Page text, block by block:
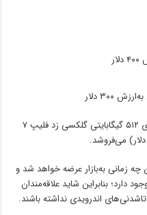
سامسونگ در دوره‌ی پیش‌فروش، نسخه‌ی ۵۱۲ گیگابایتی گلکسی زد فلیپ ۷
زمانی به‌بازار عرضه خواهد شد و
دارد؛ بنابراین شاید علاقه‌مندان
اندرویدی نداشته باشند.